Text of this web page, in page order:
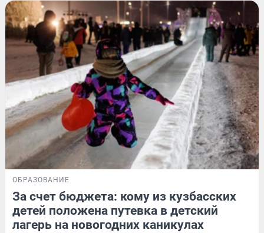
ОБРАЗОВАНИЕ
За счет бюджета: кому из кузбасских
детей положена путевка в детский
лагерь на новогодних каникулах